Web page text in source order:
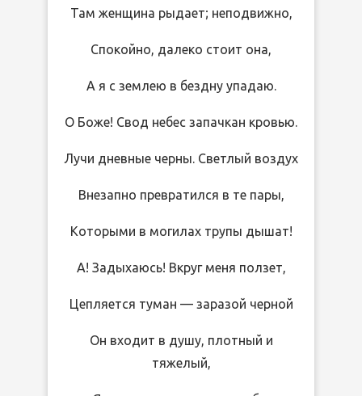
Там женщина рыдает; неподвижно,
Спокойно, далеко стоит она,
А я с землею в бездну упадаю.
О Боже! Свод небес запачкан кровью.
Лучи дневные черны. Светлый воздух
Внезапно превратился в те пары,
Которыми в могилах трупы дышат!
А! Задыхаюсь! Вкруг меня ползет,
Цепляется туман — заразой черной
Он входит в душу, плотный и
тяжелый,